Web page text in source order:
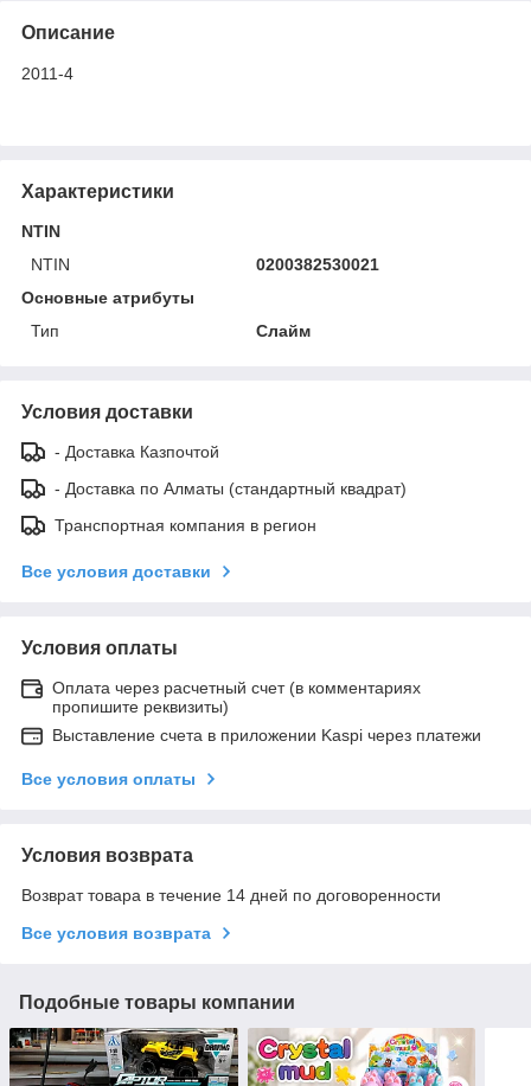
Описание
2011-4
Характеристики
NTIN
NTIN
0200382530021
Основные атрибуты
Тип
Слайм
Условия доставки
- Доставка Казпочтой
- Доставка по Алматы (стандартный квадрат)
Транспортная компания в регион
Все условия доставки
Условия оплаты
Оплата через расчетный счет (в комментариях
пропишите реквизиты)
Выставление счета в приложении Kaspi через платежи
Все условия оплаты
Условия возврата
Возврат товара в течение 14 дней по договоренности
Все условия возврата
Подобные товары компании